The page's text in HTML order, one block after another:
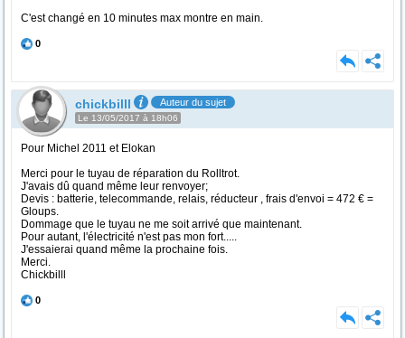
C'est changé en 10 minutes max montre en main.
0
chickbilll Auteur du sujet
Le 13/05/2017 à 18h06
Pour Michel 2011 et Elokan
Merci pour le tuyau de réparation du Rolltrot.
J'avais dû quand même leur renvoyer;
Devis : batterie, telecommande, relais, réducteur , frais d'envoi = 472 € =
Gloups.
Dommage que le tuyau ne me soit arrivé que maintenant.
Pour autant, l'électricité n'est pas mon fort.....
J'essaierai quand même la prochaine fois.
Merci.
Chickbilll
0